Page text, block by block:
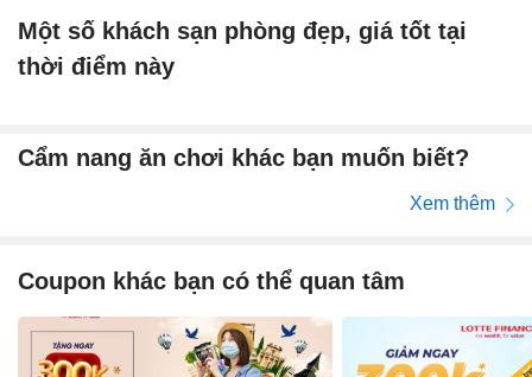
Một số khách sạn phòng đẹp, giá tốt tại
thời điểm này
Cẩm nang ăn chơi khác bạn muốn biết?
Xem thêm
Coupon khác bạn có thể quan tâm